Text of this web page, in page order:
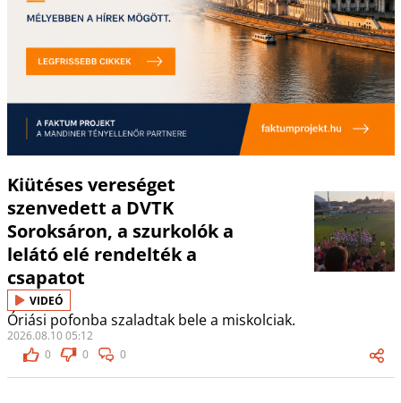
Kiütéses vereséget
szenvedett a DVTK
Soroksáron, a szurkolók a
lelátó elé rendelték a
csapatot
VIDEÓ
Óriási pofonba szaladtak bele a miskolciak.
2026.08.10 05:12
0
0 0